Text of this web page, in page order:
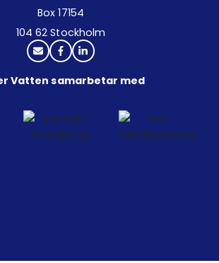
Box 17154
104 62 Stockholm
Vatten samarbetar med